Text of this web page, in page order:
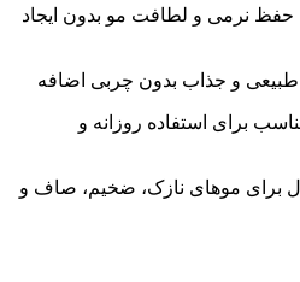
و لطافت مو بدون ایجاد
بدون چربی اضافه
استفاده روزانه و
نازک، ضخیم، صاف و